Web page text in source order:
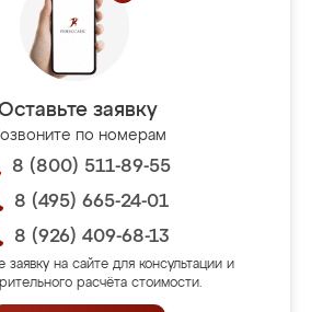
заявку
по номерам
8 (800) 511-89-55
8 (495) 665-24-01
8 (926) 409-68-13
заявку на сайте для консультации и
расчёта стоимости.